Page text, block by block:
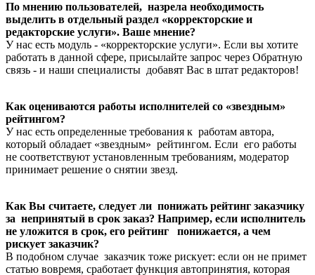
По мнению пользователей, назрела необходимость
выделить в отдельный раздел «корректорские и
редакторские услуги». Ваше мнение?
У нас есть модуль - «корректорские услуги». Если вы хотите
работать в данной сфере, присылайте запрос через Обратную
связь - и наши специалисты добавят Вас в штат редакторов!
Как оцениваются работы исполнителей со «звездным»
рейтингом?
У нас есть определенные требования к работам автора,
который обладает «звездным» рейтингом. Если его работы
не соответствуют установленным требованиям, модератор
принимает решение о снятии звезд.
Как Вы считаете, следует ли понижать рейтинг заказчику
за непринятый в срок заказ? Например, если исполнитель
не уложится в срок, его рейтинг понижается, а чем
рискует заказчик?
В подобном случае заказчик тоже рискует: если он не примет
статью вовремя, сработает функция автопринятия, которая